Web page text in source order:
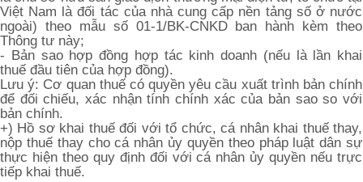
Việt Nam là đối tác của nhà cung cấp nền tảng số ở nước
ngoài) theo mẫu số 01-1/BK-CNKD ban hành kèm theo
Thông tư này;
- Bản sao hợp đồng hợp tác kinh doanh (nếu là lần khai
thuế đầu tiên của hợp đồng).
Lưu ý: Cơ quan thuế có quyền yêu cầu xuất trình bản chính
để đối chiếu, xác nhận tính chính xác của bản sao so với
bản chính.
+) Hồ sơ khai thuế đối với tổ chức, cá nhân khai thuế thay,
nộp thuế thay cho cá nhân ủy quyền theo pháp luật dân sự
thực hiện theo quy định đối với cá nhân ủy quyền nếu trực
tiếp khai thuế.